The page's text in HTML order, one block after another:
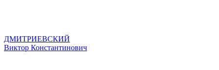
ДМИТРИЕВСКИЙ
Виктор Константинович